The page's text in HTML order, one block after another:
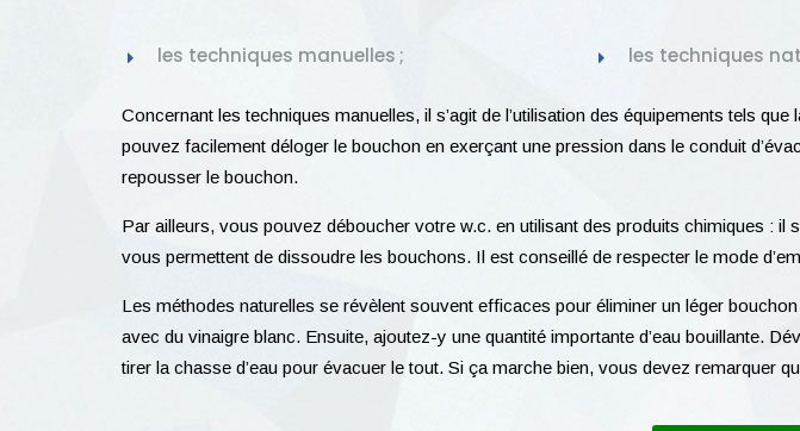
les techniques manuelles ; les techniques
Concernant les techniques manuelles, il s’agit de l’utilisation des équipements tels
pouvez facilement déloger le bouchon en exerçant une pression dans le conduit
repousser le bouchon.
Par ailleurs, vous pouvez déboucher votre w.c. en utilisant des produits chimiques :
vous permettent de dissoudre les bouchons. Il est conseillé de respecter le mode
Les méthodes naturelles se révèlent souvent efficaces pour éliminer un léger
avec du vinaigre blanc. Ensuite, ajoutez-y une quantité importante d’eau bouillante.
tirer la chasse d’eau pour évacuer le tout. Si ça marche bien, vous devez remarquer